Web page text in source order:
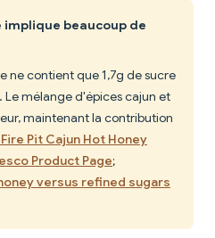
implique beaucoup de
ne contient que 1,7g de sucre
mélange d'épices cajun et
maintenant la contribution
Pit Cajun Hot Honey
Product Page;
versus refined sugars